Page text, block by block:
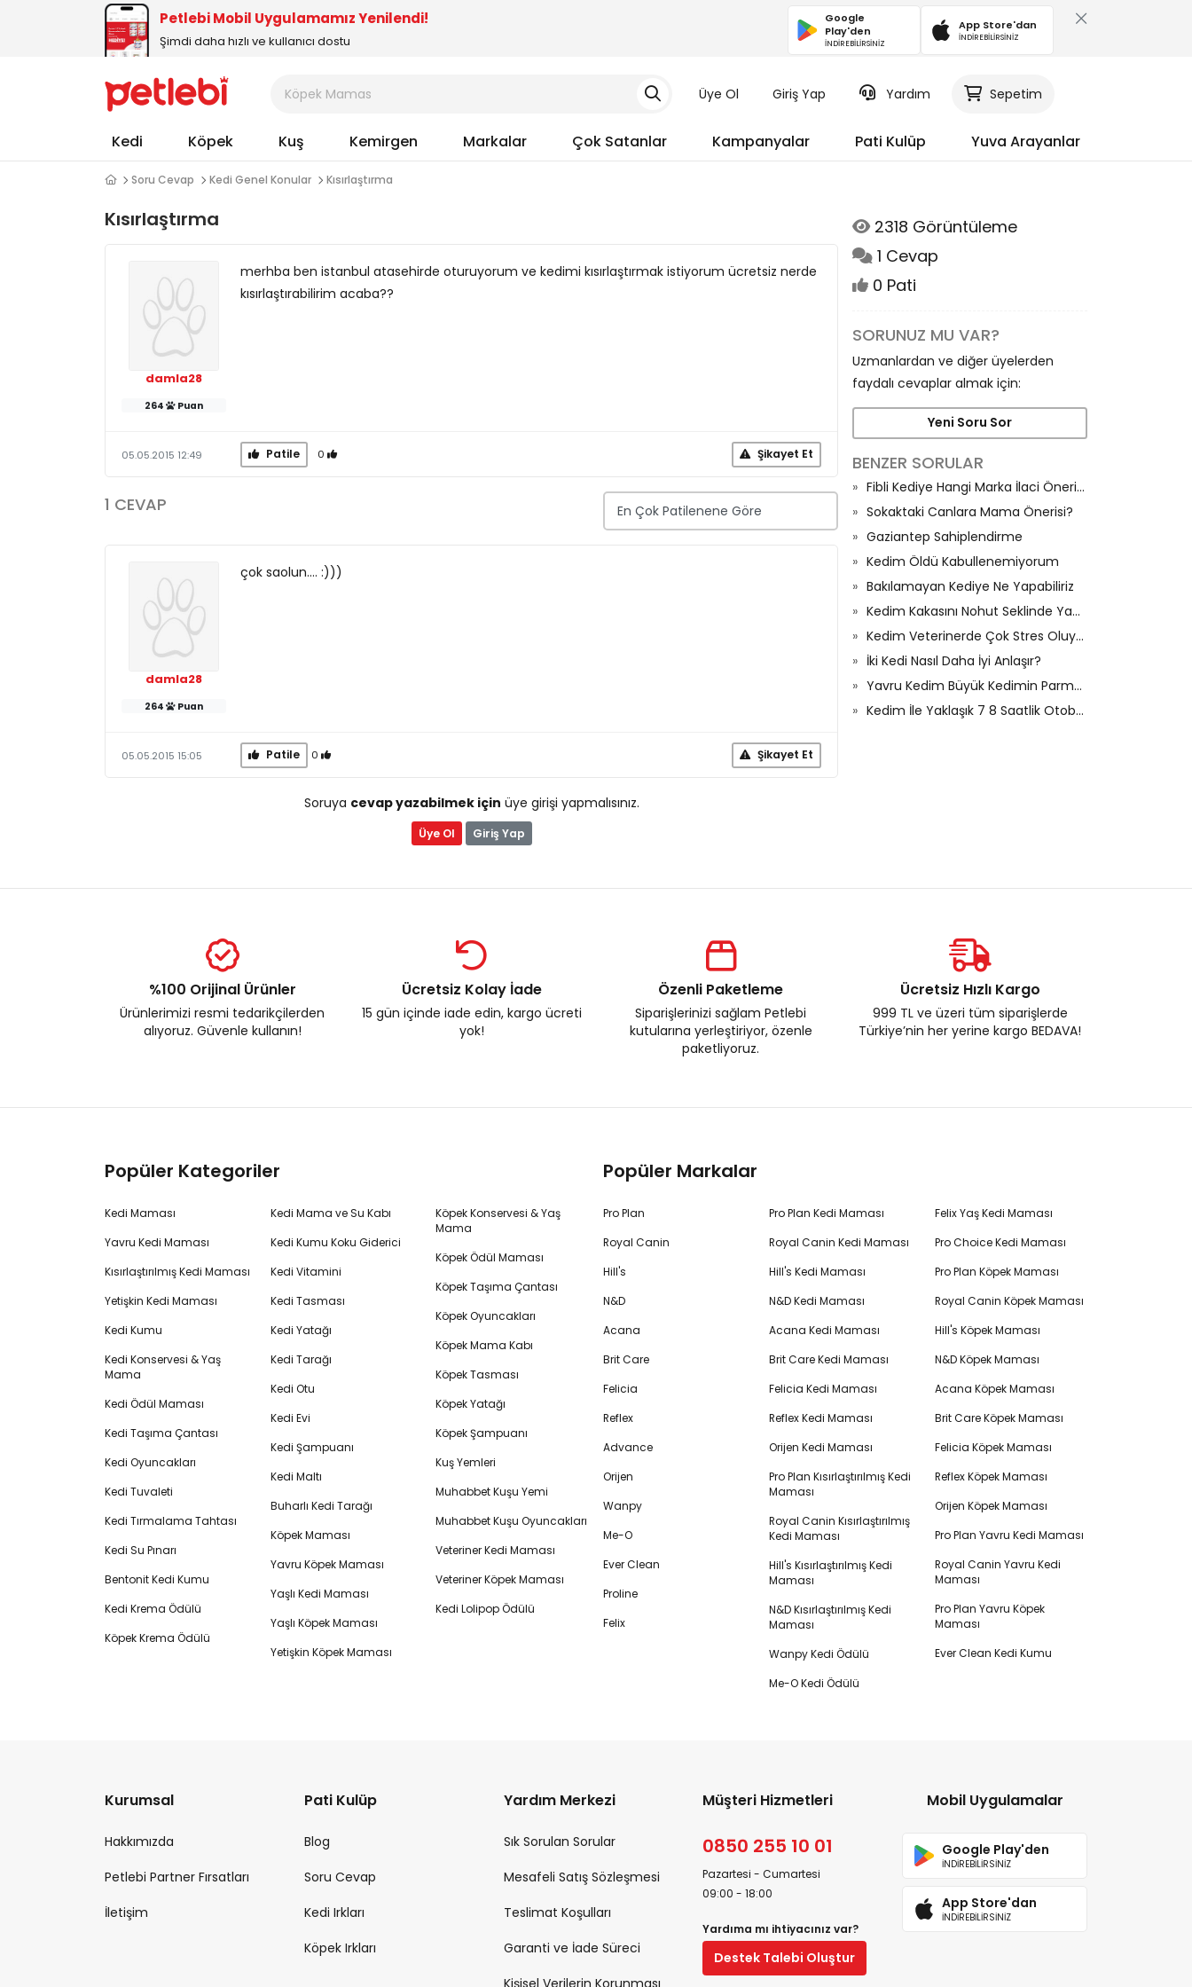
Petlebi Mobil Uygulamamız Yenilendi!
Şimdi daha hızlı ve kullanıcı dostu
Google
Play'den
İNDİREBİLİRSİNİZ
App Store'dan
İNDİREBİLİRSİNİZ
Üye Ol Giriş Yap Yardım Sepetim
Kedi Köpek Kuş Kemirgen Markalar Çok Satanlar Kampanyalar Pati Kulüp Yuva Arayanlar
Soru Cevap Kedi Genel Konular Kısırlaştırma
Kısırlaştırma
damla28
264 Puan
merhba ben istanbul atasehirde oturuyorum ve kedimi kısırlaştırmak istiyorum ücretsiz nerde
kısırlaştırabilirim acaba??
05.05.2015 12:49 Patile 0 Şikayet Et
1 CEVAP
damla28
264 Puan
çok saolun.... :)))
05.05.2015 15:05 Patile 0 Şikayet Et
Soruya cevap yazabilmek için üye girişi yapmalısınız.
Üye Ol Giriş Yap
2318 Görüntüleme
1 Cevap
0 Pati
SORUNUZ MU VAR?
Uzmanlardan ve diğer üyelerden
faydalı cevaplar almak için:
Yeni Soru Sor
BENZER SORULAR
Fibli Kediye Hangi Marka İlaci Önerirsiniz
Sokaktaki Canlara Mama Önerisi?
Gaziantep Sahiplendirme
Kedim Öldü Kabullenemiyorum
Bakılamayan Kediye Ne Yapabiliriz
Kedim Kakasını Nohut Seklinde Yapıyor
Kedim Veterinerde Çok Stres Oluyor, Çözüm Öneriniz Var Mı?
İki Kedi Nasıl Daha İyi Anlaşır?
Yavru Kedim Büyük Kedimin Parmağını Emiyor
Kedim İle Yaklaşık 7 8 Saatlik Otobüs Yolculuğu Yapmam Lazım Aşırı Gerginim
%100 Orijinal Ürünler
Ürünlerimizi resmi tedarikçilerden
alıyoruz. Güvenle kullanın!
Ücretsiz Kolay İade
15 gün içinde iade edin, kargo ücreti
yok!
Özenli Paketleme
Siparişlerinizi sağlam Petlebi
kutularına yerleştiriyor, özenle
paketliyoruz.
Ücretsiz Hızlı Kargo
999 TL ve üzeri tüm siparişlerde
Türkiye’nin her yerine kargo BEDAVA!
Popüler Kategoriler
Kedi Maması
Yavru Kedi Maması
Kısırlaştırılmış Kedi Maması
Yetişkin Kedi Maması
Kedi Kumu
Kedi Konservesi & Yaş
Mama
Kedi Ödül Maması
Kedi Taşıma Çantası
Kedi Oyuncakları
Kedi Tuvaleti
Kedi Tırmalama Tahtası
Kedi Su Pınarı
Bentonit Kedi Kumu
Kedi Krema Ödülü
Köpek Krema Ödülü
Kedi Mama ve Su Kabı
Kedi Kumu Koku Giderici
Kedi Vitamini
Kedi Tasması
Kedi Yatağı
Kedi Tarağı
Kedi Otu
Kedi Evi
Kedi Şampuanı
Kedi Maltı
Buharlı Kedi Tarağı
Köpek Maması
Yavru Köpek Maması
Yaşlı Kedi Maması
Yaşlı Köpek Maması
Yetişkin Köpek Maması
Köpek Konservesi & Yaş
Mama
Köpek Ödül Maması
Köpek Taşıma Çantası
Köpek Oyuncakları
Köpek Mama Kabı
Köpek Tasması
Köpek Yatağı
Köpek Şampuanı
Kuş Yemleri
Muhabbet Kuşu Yemi
Muhabbet Kuşu Oyuncakları
Veteriner Kedi Maması
Veteriner Köpek Maması
Kedi Lolipop Ödülü
Popüler Markalar
Pro Plan
Royal Canin
Hill's
N&D
Acana
Brit Care
Felicia
Reflex
Advance
Orijen
Wanpy
Me-O
Ever Clean
Proline
Felix
Pro Plan Kedi Maması
Royal Canin Kedi Maması
Hill's Kedi Maması
N&D Kedi Maması
Acana Kedi Maması
Brit Care Kedi Maması
Felicia Kedi Maması
Reflex Kedi Maması
Orijen Kedi Maması
Pro Plan Kısırlaştırılmış Kedi
Maması
Royal Canin Kısırlaştırılmış
Kedi Maması
Hill's Kısırlaştırılmış Kedi
Maması
N&D Kısırlaştırılmış Kedi
Maması
Wanpy Kedi Ödülü
Me-O Kedi Ödülü
Felix Yaş Kedi Maması
Pro Choice Kedi Maması
Pro Plan Köpek Maması
Royal Canin Köpek Maması
Hill's Köpek Maması
N&D Köpek Maması
Acana Köpek Maması
Brit Care Köpek Maması
Felicia Köpek Maması
Reflex Köpek Maması
Orijen Köpek Maması
Pro Plan Yavru Kedi Maması
Royal Canin Yavru Kedi
Maması
Pro Plan Yavru Köpek
Maması
Ever Clean Kedi Kumu
Kurumsal
Hakkımızda
Petlebi Partner Fırsatları
İletişim
Pati Kulüp
Blog
Soru Cevap
Kedi Irkları
Köpek Irkları
Yardım Merkezi
Sık Sorulan Sorular
Mesafeli Satış Sözleşmesi
Teslimat Koşulları
Garanti ve İade Süreci
Kişisel Verilerin Korunması
Müşteri Hizmetleri
0850 255 10 01
Pazartesi - Cumartesi
09:00 - 18:00
Yardıma mı ihtiyacınız var?
Destek Talebi Oluştur
Mobil Uygulamalar
Google Play'den
İNDİREBİLİRSİNİZ
App Store'dan
İNDİREBİLİRSİNİZ